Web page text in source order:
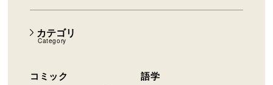
カテゴリ
Category
コミック
語学